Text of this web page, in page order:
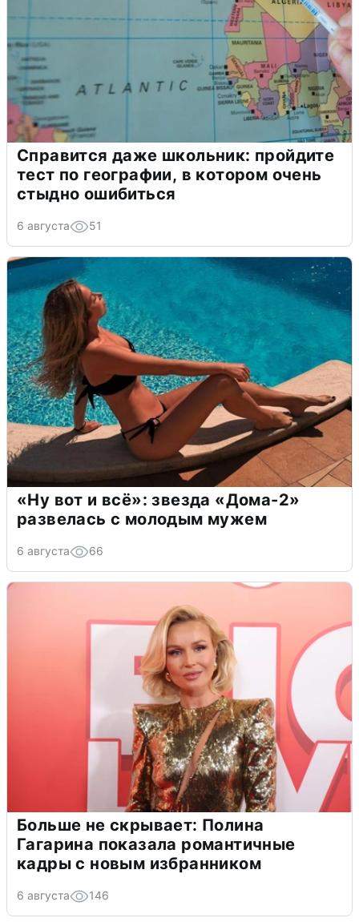
Справится даже школьник: пройдите
тест по географии, в котором очень
стыдно ошибиться
6 августа 51
«Ну вот и всё»: звезда «Дома-2»
развелась с молодым мужем
6 августа 66
Больше не скрывает: Полина
Гагарина показала романтичные
кадры с новым избранником
6 августа 146